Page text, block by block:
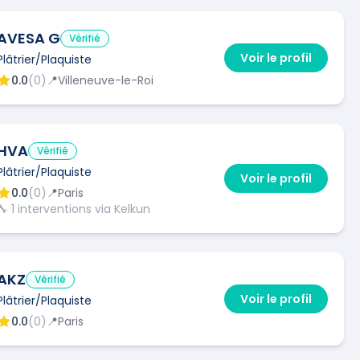
G Vérifié
Plaquiste
0.0(0) 📍Villeneuve-le-Roi
Voir le profil
Vérifié
Plaquiste
0.0(0) 📍Paris
1 interventions via Kelkun
Voir le profil
Vérifié
Plaquiste
0.0(0) 📍Paris
Voir le profil